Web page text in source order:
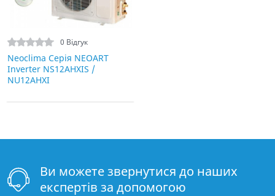
0 Відгук
Neoclima Серія NEOART
Inverter NS12AHXIS /
NU12AHXI
Ви можете звернутися до наших
експертів за допомогою